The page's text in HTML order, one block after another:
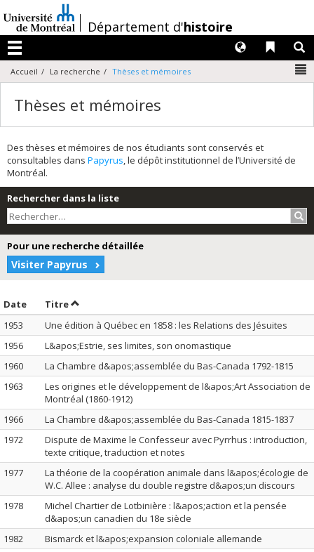
au
contenu
/Département d'histoire
Menu
Liens
Langues
Accueil La recherche Thèses et mémoires
Thèses et mémoires
Des thèses et mémoires de nos étudiants sont conservés et
consultables dans Papyrus, le dépôt institutionnel de l’Université de
Montréal.
Rechercher dans la liste
Pour une recherche détaillée
Visiter Papyrus
Date Trier par date en ordre décroissant
TitreTrier par titre en ordre décroissant
1953
Une édition à Québec en 1858 : les Relations des Jésuites
1956
L&apos;Estrie, ses limites, son onomastique
1960
La Chambre d&apos;assemblée du Bas-Canada 1792-1815
1963
Les origines et le développement de l&apos;Art Association de
Montréal (1860-1912)
1966
La Chambre d&apos;assemblée du Bas-Canada 1815-1837
1972
Dispute de Maxime le Confesseur avec Pyrrhus : introduction,
texte critique, traduction et notes
1977
La théorie de la coopération animale dans l&apos;écologie de
W.C. Allee : analyse du double registre d&apos;un discours
1978
Michel Chartier de Lotbinière : l&apos;action et la pensée
d&apos;un canadien du 18e siècle
1982
Bismarck et l&apos;expansion coloniale allemande